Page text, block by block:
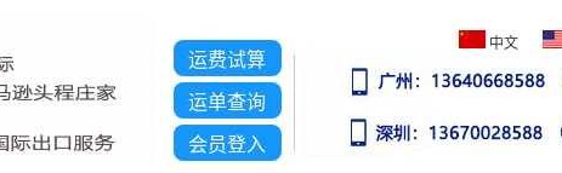
运费试算
运单查询
会员登入
中文